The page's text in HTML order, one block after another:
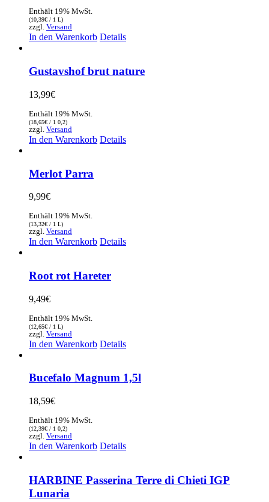
Enthält 19% MwSt.
(10,39€ / 1 L)
zzgl. Versand
In den Warenkorb Details
Gustavshof brut nature
13,99€
Enthält 19% MwSt.
(18,65€ / 1 0,2)
zzgl. Versand
In den Warenkorb Details
Merlot Parra
9,99€
Enthält 19% MwSt.
(13,32€ / 1 L)
zzgl. Versand
In den Warenkorb Details
Root rot Hareter
9,49€
Enthält 19% MwSt.
(12,65€ / 1 L)
zzgl. Versand
In den Warenkorb Details
Bucefalo Magnum 1,5l
18,59€
Enthält 19% MwSt.
(12,39€ / 1 0,2)
zzgl. Versand
In den Warenkorb Details
HARBINE Passerina Terre di Chieti IGP
Lunaria